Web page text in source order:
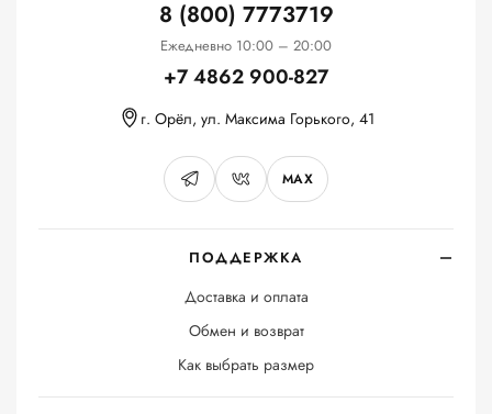
ПОДДЕРЖКА
Доставка и оплата
Обмен и возврат
Как выбрать размер
8 (800) 7773719
Ежедневно 10:00 – 20:00
+7 4862 900-827
г. Орёл, ул. Максима Горького, 41
MAX